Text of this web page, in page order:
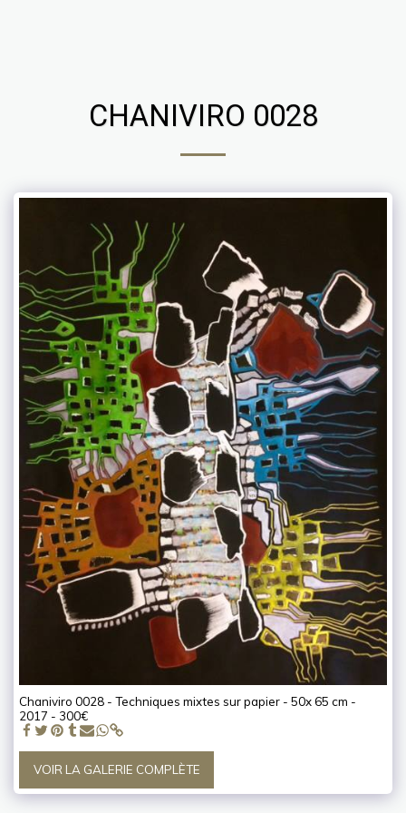
CHANIVIRO 0028
Chaniviro 0028 - Techniques mixtes sur papier - 50x 65 cm -
2017 - 300€
VOIR LA GALERIE COMPLÈTE